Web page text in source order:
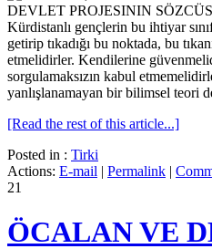
Kürdistanlı gençlerin bu ihtiyar
getirip tıkadığı bu noktada, bu
etmelidirler. Kendilerine
sorgulamaksızın kabul
yanlışlanamayan bir bilimsel teori
[Read the rest of this article...]
Posted in : Tirki
Actions: E-mail | Permalink |
21
ÖCALAN VE